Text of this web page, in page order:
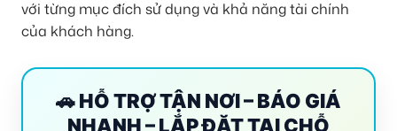
với từng mục đích sử dụng và khả năng tài chính
của khách hàng.
🚗 HỖ TRỢ TẬN NƠI – BÁO GIÁ
NHANH – LẮP ĐẶT TẠI CHỖ